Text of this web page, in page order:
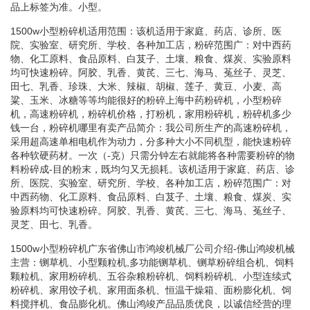
品上标签为准。小型。
1500w小型粉碎机适用范围：该机适用于家庭、药店、诊所、医
院、实验室、研究所、学校、各种加工店，粉碎范围广：对中西药
物、化工原料、食品原料、白芨子、土壤、粮食、煤炭、实验原料
均可快速粉碎。阿胶、乳香、黄芪、三七、海马、菟丝子、灵芝、
田七、乳香、珍珠、大米、辣椒、胡椒、莲子、黄豆、小麦、高
粱、玉米、冰糖等等均能很好的粉碎上海中药粉碎机，小型粉碎
机，高速粉碎机，粉碎机价格，打粉机，家用粉碎机，粉碎机多少
钱一台，粉碎机哪里有卖产品简介：我公司所生产的高速粉碎机，
采用超高速单相电机作为动力，分多种大小不同机型，能快速粉碎
各种软硬药材。一次（-克）只需分钟左右就能将各种需要粉碎的物
料粉碎成-目的粉末，既均匀又无损耗。该机适用于家庭、药店、诊
所、医院、实验室、研究所、学校、各种加工店，粉碎范围广：对
中西药物、化工原料、食品原料、白芨子、土壤、粮食、煤炭、实
验原料均可快速粉碎。阿胶、乳香、黄芪、三七、海马、菟丝子、
灵芝、田七、乳香。
1500w小型粉碎机广东省佛山市鸿竣机械厂公司介绍-佛山鸿竣机械
主营：铡草机、小型颗粒机,多功能铡草机、铡草粉碎组合机、饲料
颗粒机、家用粉碎机、五谷杂粮粉碎机、饲料粉碎机、小型连续式
粉碎机、家用饺子机、家用面条机、恒温干燥箱、面粉膨化机、饲
料搅拌机、食品膨化机。佛山鸿竣产品品质优良，以诚信经营的理